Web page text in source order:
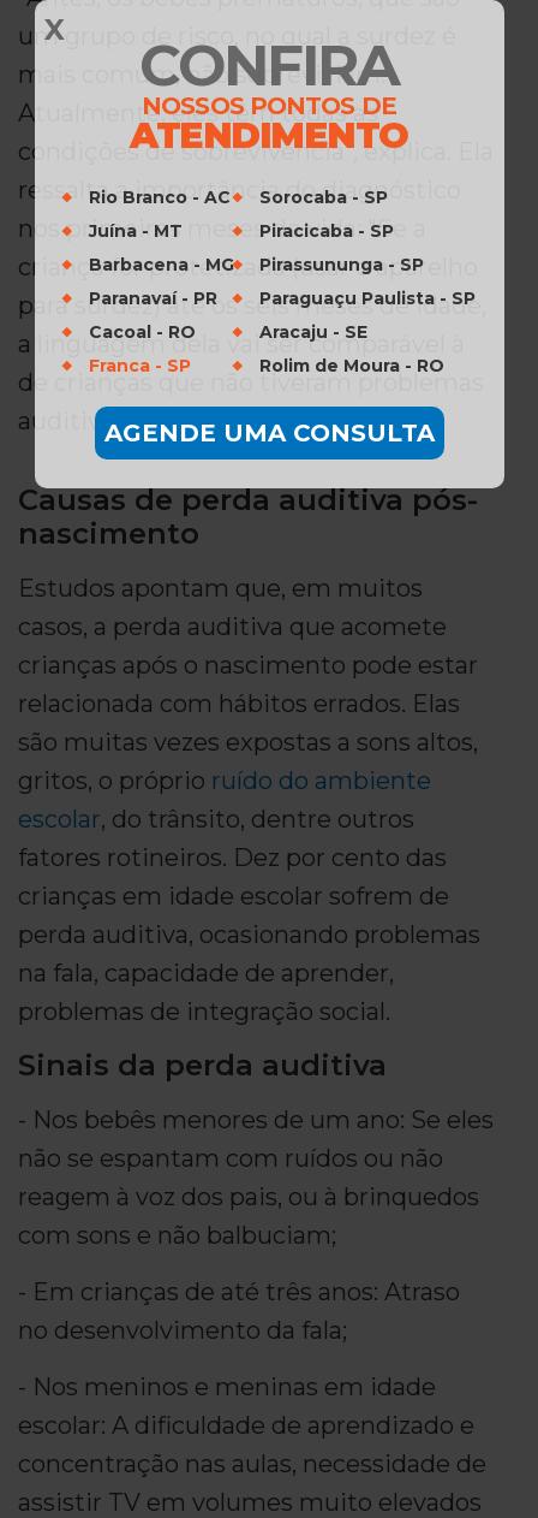
X
CONFIRA
NOSSOS PONTOS DE
ATENDIMENTO
Rio Branco - AC
Juína - MT
Barbacena - MG
Paranavaí - PR
Cacoal - RO
Franca - SP
Sorocaba - SP
Piracicaba - SP
Pirassununga - SP
Paraguaçu Paulista - SP
Aracaju - SE
Rolim de Moura - RO
AGENDE UMA CONSULTA
um grupo de risco, no qual a surdez é
mais comum, não sobreviviam.
Atualmente, eles têm todas as
condições de sobrevivência", explica. Ela
ressalta a importância do diagnóstico
nos primeiros meses de vida: "Se a
criança for protetizada (usar o aparelho
para surdez) até os seis meses de idade,
a linguagem dela vai ser comparável à
de crianças que não tiveram problemas
auditivos".
Causas de perda auditiva pós-
nascimento
Estudos apontam que, em muitos
casos, a perda auditiva que acomete
crianças após o nascimento pode estar
relacionada com hábitos errados. Elas
são muitas vezes expostas a sons altos,
gritos, o próprio ruído do ambiente
escolar, do trânsito, dentre outros
fatores rotineiros. Dez por cento das
crianças em idade escolar sofrem de
perda auditiva, ocasionando problemas
na fala, capacidade de aprender,
problemas de integração social.
Sinais da perda auditiva
- Nos bebês menores de um ano: Se eles
não se espantam com ruídos ou não
reagem à voz dos pais, ou à brinquedos
com sons e não balbuciam;
- Em crianças de até três anos: Atraso
no desenvolvimento da fala;
- Nos meninos e meninas em idade
escolar: A dificuldade de aprendizado e
concentração nas aulas, necessidade de
assistir TV em volumes muito elevados